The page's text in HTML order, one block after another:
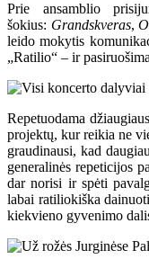
Prie ansamblio
šokius: Grandskveras,
leido mokytis
„Ratilio“ – ir
Repetuodama
projektų, kur reikia ne
graudinausi, kad
generalinės repeticijos
dar norisi ir spėti
labai ratiliokiška
kiekvieno gyvenimo